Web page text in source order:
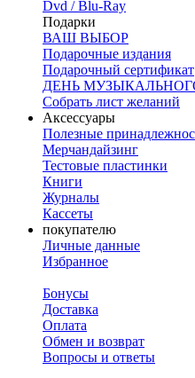
Dvd / Blu-Ray
Подарки
ВАШ ВЫБОР
Подарочные издания
Подарочный сертификат
ДЕНЬ
Собрать лист желаний
Аксессуары
Полезные
Мерчандайзинг
Тестовые пластинки
Книги
Журналы
Кассеты
покупателю
Личные данные
Избранное
Бонусы
Доставка
Оплата
Обмен и возврат
Вопросы и ответы